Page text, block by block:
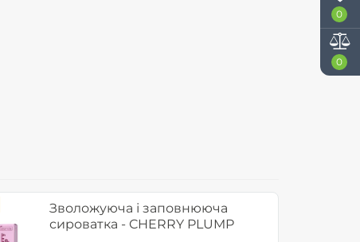
0
0
Зволожуюча і заповнююча
сироватка - CHERRY PLUMP